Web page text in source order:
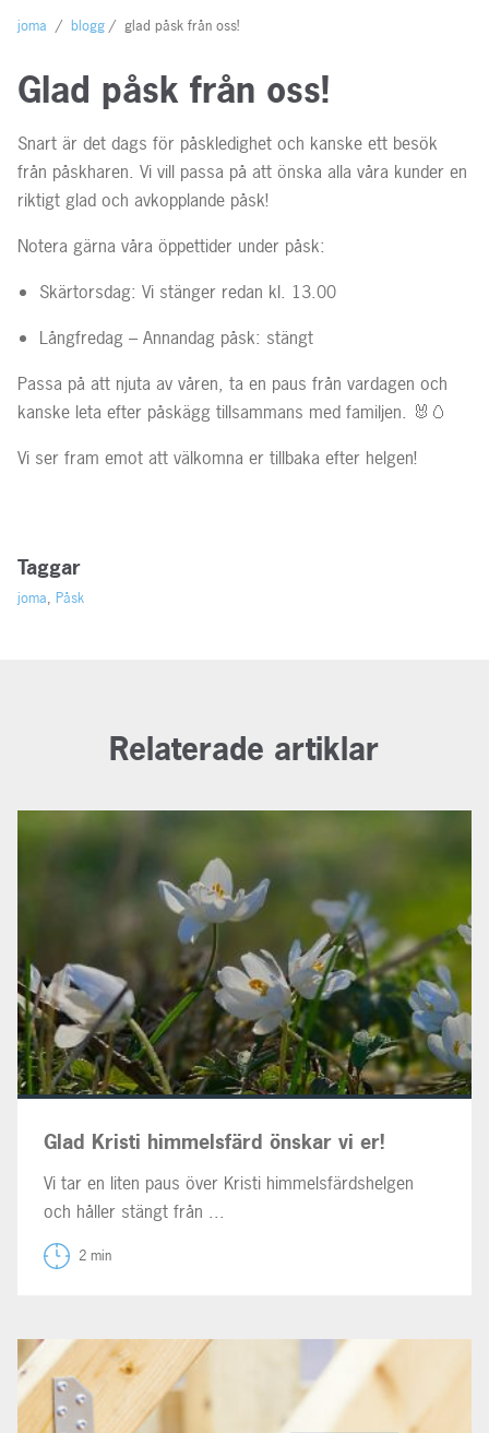
joma / blogg / glad påsk från oss!
Glad påsk från oss!
Snart är det dags för påskledighet och kanske ett besök
från påskharen. Vi vill passa på att önska alla våra kunder en
riktigt glad och avkopplande påsk!
Notera gärna våra öppettider under påsk:
Skärtorsdag: Vi stänger redan kl. 13.00
Långfredag – Annandag påsk: stängt
Passa på att njuta av våren, ta en paus från vardagen och
kanske leta efter påskägg tillsammans med familjen. 🐰🥚
Vi ser fram emot att välkomna er tillbaka efter helgen!
Taggar
joma, Påsk
Relaterade artiklar
Glad Kristi himmelsfärd önskar vi er!
Vi tar en liten paus över Kristi himmelsfärdshelgen
och håller stängt från ...
2 min